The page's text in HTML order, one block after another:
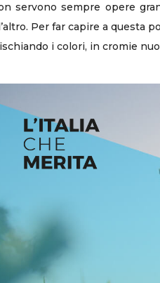
servono sempre opere
Per far capire a questa
i colori, in cromie